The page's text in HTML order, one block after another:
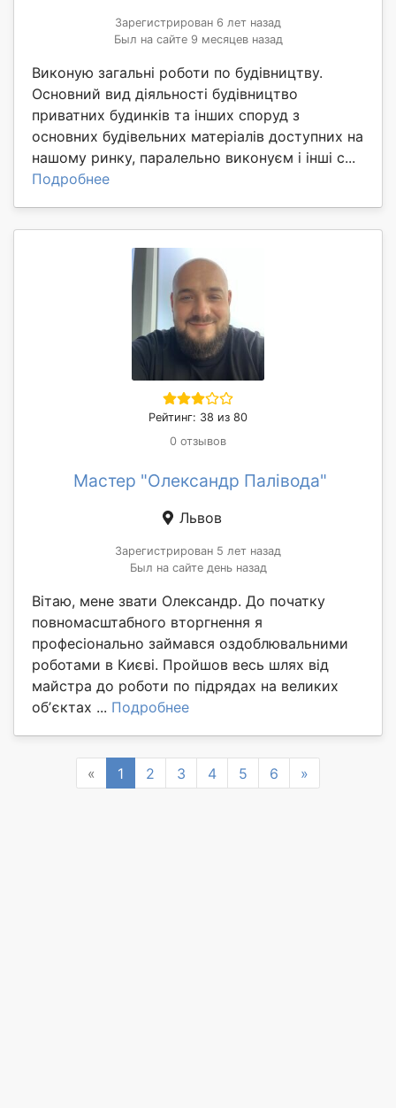
Зарегистрирован 6 лет назад
Был на сайте 9 месяцев назад
Виконую загальні роботи по будівництву.
Основний вид діяльності будівництво
приватних будинків та інших споруд з
основних будівельних матеріалів доступних на
нашому ринку, паралельно виконуєм і інші с...
Подробнее
Рейтинг: 38 из 80
0 отзывов
Мастер "Олександр Палівода"
Львов
Зарегистрирован 5 лет назад
Был на сайте день назад
Вітаю, мене звати Олександр. До початку
повномасштабного вторгнення я
професіонально займався оздоблювальними
роботами в Києві. Пройшов весь шлях від
майстра до роботи по підрядах на великих
обʼєктах ... Подробнее
« Previous
1 2 3 4 5 6 »